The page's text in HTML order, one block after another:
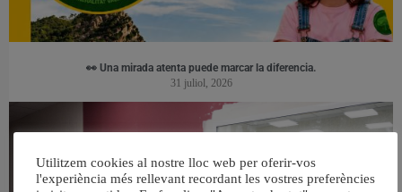
👀 Una mirada atenta puede marcar la diferencia.
31 juliol, 2026
Utilitzem cookies al nostre lloc web per oferir-vos
l'experiència més rellevant recordant les vostres preferències